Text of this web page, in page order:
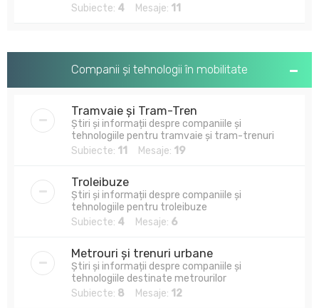
Subiecte: 4 Mesaje: 11
Companii și tehnologii în mobilitate
Tramvaie și Tram-Tren
Știri și informații despre companiile și
tehnologiile pentru tramvaie și tram-trenuri
Subiecte: 11 Mesaje: 19
Troleibuze
Știri și informații despre companiile și
tehnologiile pentru troleibuze
Subiecte: 4 Mesaje: 6
Metrouri și trenuri urbane
Știri și informații despre companiile și
tehnologiile destinate metrourilor
Subiecte: 8 Mesaje: 12